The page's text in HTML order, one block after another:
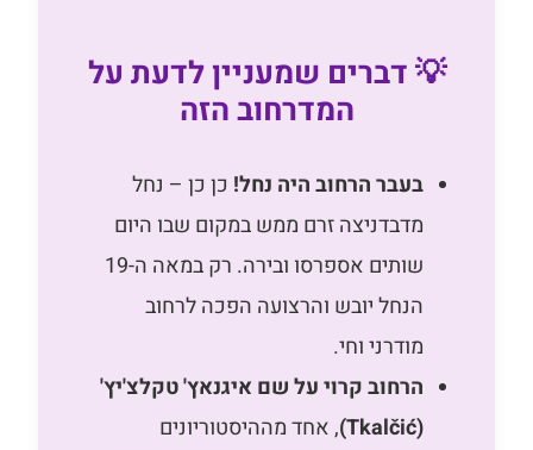
💡 דברים שמעניין לדעת על
המדרחוב הזה
בעבר הרחוב היה נחל! כן כן – נחל
מדבדניצה זרם ממש במקום שבו היום
שותים אספרסו ובירה. רק במאה ה-19
הנחל יובש והרצועה הפכה לרחוב
מודרני וחי.
הרחוב קרוי על שם איגנאץ' טקלצ'יץ'
(Tkalčić)
, אחד מההיסטוריונים